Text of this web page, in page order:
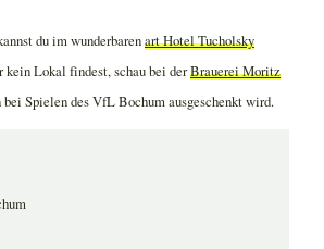
du im wunderbarenart Hotel Tucholsky
kein Lokal findest, schau bei derBrauerei Moritz
Spielen des VfL Bochum ausgeschenkt wird.